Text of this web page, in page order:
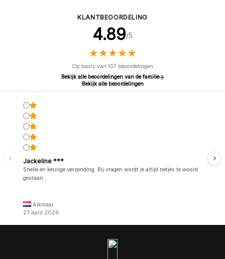
KLANTBEOORDELING
4.89/5
★★★★★
★★★★★
Op basis van 107 beoordelingen
Bekijk alle beoordelingen van de familie
Bekijk alle beoordelingen
Jackeline ***
Snelle en keurige verzending. Bij vragen wordt je altijd netjes te woord
gestaan
Alkmaar
27 april 2026